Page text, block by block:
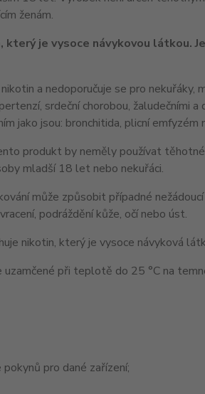
ženám.
je vysoce návykovou látkou.
a nedoporučuje se pro
srdeční chorobou, žaludečními
jako jsou: bronchitida, plicní emfyzém
produkt by neměly používat
mladší 18 let nebo nekuřáci.
může způsobit případné
podráždění kůže, očí nebo úst.
nikotin, který je vysoce návyková
uzamčené při teplotě do 25 °C na
pro dané zařízení;